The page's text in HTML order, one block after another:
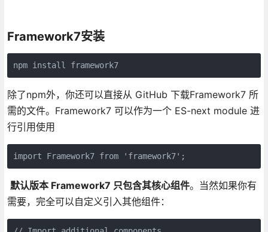
Framework7安装
npm install framework7
除了npm外，你还可以直接从 GitHub 下载Framework7 所
需的文件。Framework7 可以作为一个 ES-next module 进
行引用使用
import Framework7 from 'framework7';
默认版本 Framework7 只包含其核心组件。当然如果你有
需要，完全可以自定义引入其他组件：